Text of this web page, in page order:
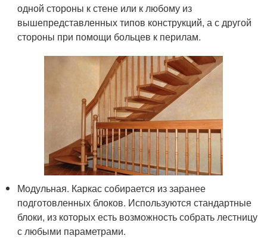
одной стороны к стене или к любому из
вышепредставленных типов конструкций, а с другой
стороны при помощи больцев к перилам.
Модульная. Каркас собирается из заранее
подготовленных блоков. Используются стандартные
блоки, из которых есть возможность собрать лестницу
с любыми параметрами.